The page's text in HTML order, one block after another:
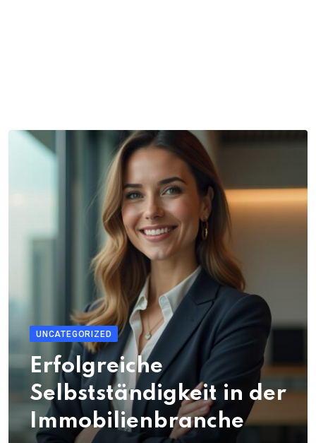
UNCATEGORIZED
Erfolgreiche
Selbstständigkeit in der
Immobilienbranche